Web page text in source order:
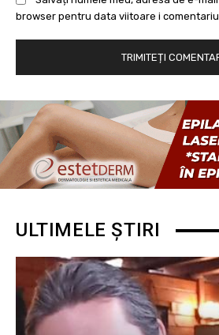
browser pentru data viitoare i
ULTIMELE ȘTIRI